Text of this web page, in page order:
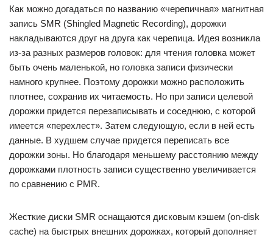
Как можно догадаться по названию «черепичная» магнитная
запись SMR (Shingled Magnetic Recording), дорожки
накладываются друг на друга как черепица. Идея возникла
из-за разных размеров головок: для чтения головка может
быть очень маленькой, но головка записи физически
намного крупнее. Поэтому дорожки можно расположить
плотнее, сохранив их читаемость. Но при записи целевой
дорожки придется перезаписывать и соседнюю, с которой
имеется «перехлест». Затем следующую, если в ней есть
данные. В худшем случае придется переписать все
дорожки зоны. Но благодаря меньшему расстоянию между
дорожками плотность записи существенно увеличивается
по сравнению с PMR.
Жесткие диски SMR оснащаются дисковым кэшем (on-disk
cache) на быстрых внешних дорожках, который дополняет